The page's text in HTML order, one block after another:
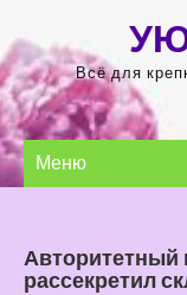
содержимому
Всё для
Меню
Авторитетный
рассекретил